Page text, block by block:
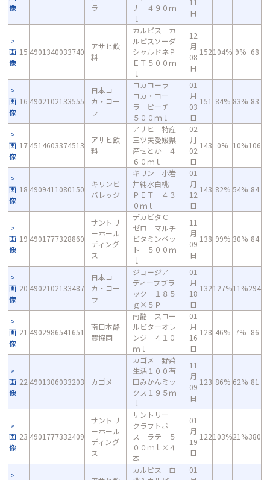
像
ラ
ナ ４９０ｍ
ｌ
11
日
画
像
15 4901340033740
アサヒ飲
料
カルピス カ
ルピスソーダ
シャルドネＰ
ＥＴ５００ｍ
ｌ
12
月
08
日
152104% 9% 68
画
像
16 4902102133555
日本コ
カ・コー
ラ
コカコーラ
コカ・コー
ラ ピーチ
５００ｍｌ
01
月
03
日
151 84% 83% 83
画
像
17 4514603374513
アサヒ飲
料
アサヒ 特産
三ツ矢愛媛県
産せとか ４
６０ｍｌ
02
月
02
日
143 0% 10%106
画
像
18 4909411080150
キリンビ
バレッジ
キリン 小岩
井純水白桃
ＰＥＴ ４３
０ｍｌ
01
月
12
日
143 82% 54% 84
画
像
19 4901777328860
サントリ
ーホール
ディング
ス
デカビタＣ
ゼロ マルチ
ビタミンペッ
ト ５００ｍ
ｌ
11
月
09
日
138 99% 30% 84
画
像
20 4902102133487
日本コ
カ・コー
ラ
ジョージア
ディープブラ
ック １８５
ｇ×５Ｐ
01
月
18
日
132127%11%294
画
像
21 4902986541651
南日本酪
農協同
南酪 スコー
ルビターオレ
ンジ ４１０
ｍｌ
01
月
16
日
128 46% 7% 86
画
像
22 4901306033203 カゴメ
カゴメ 野菜
生活１００有
田みかんミッ
クス１９５ｍ
ｌ
11
月
09
日
123 86% 62% 81
画
像
23 4901777332409
サントリ
ーホール
ディング
ス
サントリー
クラフトボ
ス ラテ ５
００ｍｌ×４
本
01
月
19
日
122103%21%380
カルピス 白
01